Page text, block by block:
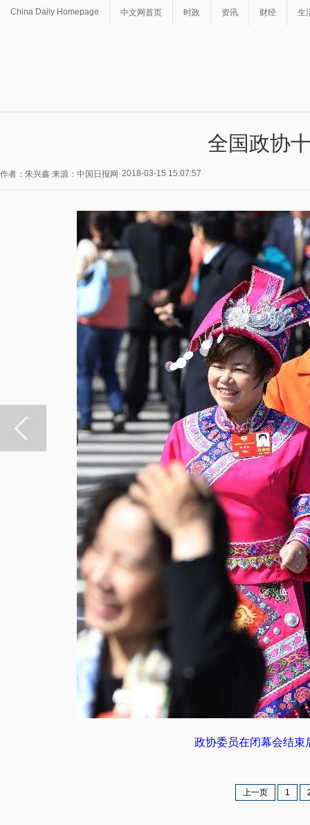
China Daily Homepage 中文网首页 时政 资讯 财经 生
全国政协
作者：朱兴鑫 来源：中国日报网 2018-03-15 15:07:57
政协委员在闭幕会结束
上一页 1